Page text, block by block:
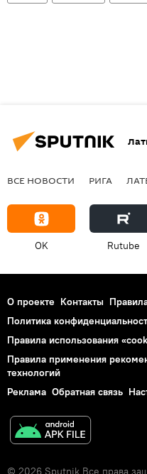
ВСЕ НОВОСТИ РИГА
OK Rutube
О проекте Контакты
Политика
Правила использования
Правила применения
технологий
Реклама Обратная связь
© 2026 Sputnik Все права